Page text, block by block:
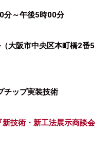
分～午後5時00分
大阪市中央区本町橋2番5
チップ実装技術
技術・新工法展示商談会